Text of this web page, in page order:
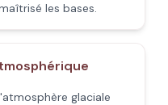
les bases.
glaciale